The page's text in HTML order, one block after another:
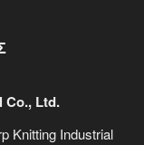
Co., Ltd.
Knitting Industrial